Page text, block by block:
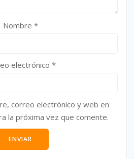
Nombre *
electrónico *
correo electrónico y web en
la próxima vez que comente.